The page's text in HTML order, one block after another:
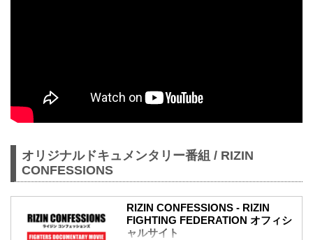
オリジナルドキュメンタリー番組 / RIZIN
CONFESSIONS
RIZIN CONFESSIONS - RIZIN
FIGHTING FEDERATION オフィシ
ャルサイト